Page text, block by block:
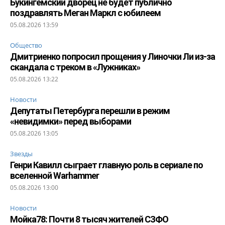
Букингемский дворец не будет публично
поздравлять Меган Маркл с юбилеем
05.08.2026 13:59
Общество
Дмитриенко попросил прощения у Линочки Ли из-за
скандала с треком в «Лужниках»
05.08.2026 13:22
Новости
Депутаты Петербурга перешли в режим
«невидимки» перед выборами
05.08.2026 13:05
Звезды
Генри Кавилл сыграет главную роль в сериале по
вселенной Warhammer
05.08.2026 13:00
Новости
Мойка78: Почти 8 тысяч жителей СЗФО